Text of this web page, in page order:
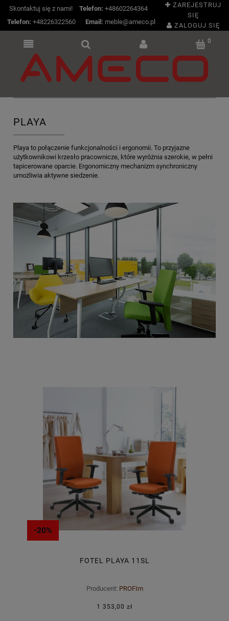
Skontaktuj się z nami! Telefon: +48602264364
Telefon: +48226322560| Email: meble@ameco.pl
ZAREJESTRUJ
SIĘ
ZALOGUJ SIĘ
PLAYA
Playa to połączenie funkcjonalności i ergonomii. To przyjazne
użytkownikowi krzesło pracownicze, które wyróżnia szerokie, w pełni
tapicerowane oparcie. Ergonomiczny mechanizm synchroniczny
umożliwia aktywne siedzenie.
-20%
FOTEL PLAYA 11SL
Producent: PROFIm
1 353,00 zł